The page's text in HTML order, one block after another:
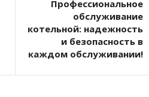
Профессиональное
обслуживание
котельной: надежность
и безопасность в
каждом обслуживании!